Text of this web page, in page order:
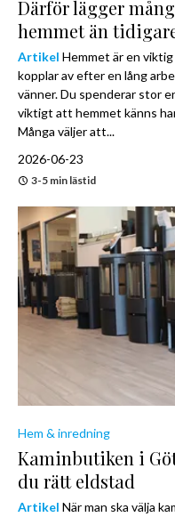
Därför lägger
hemmet än
Artikel Hemmet är en
kopplar av efter en lång
vänner. Du spenderar stor
viktigt att hemmet känns
Många väljer att...
2026-06-23
3-5 min lästid
Hem & inredning
Kaminbutiken i
du rätt eldstad
Artikel När man ska välja